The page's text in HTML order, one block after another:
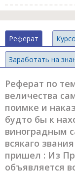
Реферат
Заработать на
Реферат по
величества
поимке и
будто бы к
виноградным
всякаго
пришел : Из
объявляется